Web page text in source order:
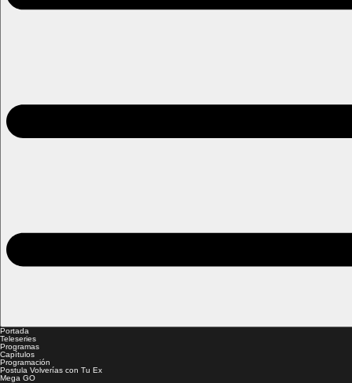
Portada
Teleseries
Programas
Capítulos
Programación
Postula Volverías con Tu Ex
Mega GO